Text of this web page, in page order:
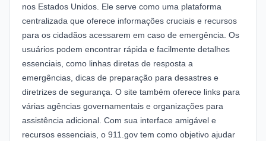
nos Estados Unidos. Ele serve como uma plataforma
centralizada que oferece informações cruciais e recursos
para os cidadãos acessarem em caso de emergência. Os
usuários podem encontrar rápida e facilmente detalhes
essenciais, como linhas diretas de resposta a
emergências, dicas de preparação para desastres e
diretrizes de segurança. O site também oferece links para
várias agências governamentais e organizações para
assistência adicional. Com sua interface amigável e
recursos essenciais, o 911.gov tem como objetivo ajudar